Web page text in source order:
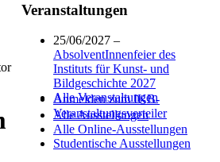
Veranstaltungen
25/06/2027 –
AbsolventInnenfeier des
Instituts für Kunst- und
Bildgeschichte 2027
Alle Veranstaltungen
Anmelden zum IKB-
Veranstaltungsverteiler
Alle Ausstellungen
Alle Online-Ausstellungen
Studentische Ausstellungen